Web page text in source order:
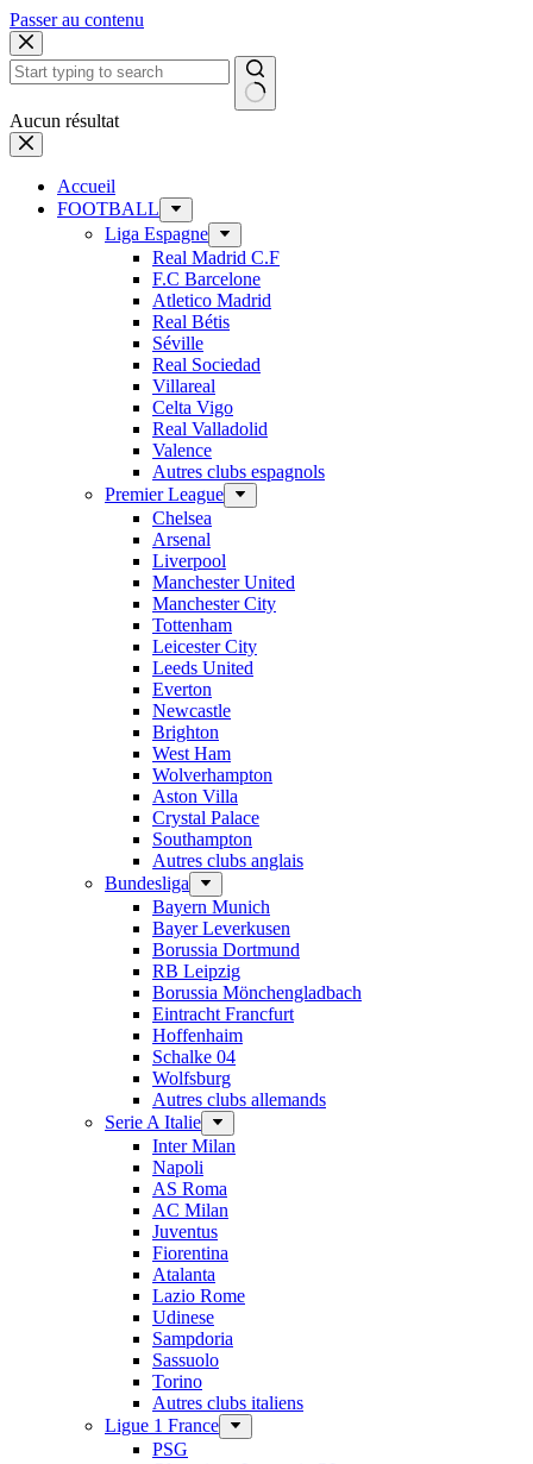
Passer au contenu
Aucun résultat
Accueil
FOOTBALL
Liga Espagne
Real Madrid C.F
F.C Barcelone
Atletico Madrid
Real Bétis
Séville
Real Sociedad
Villareal
Celta Vigo
Real Valladolid
Valence
Autres clubs espagnols
Premier League
Chelsea
Arsenal
Liverpool
Manchester United
Manchester City
Tottenham
Leicester City
Leeds United
Everton
Newcastle
Brighton
West Ham
Wolverhampton
Aston Villa
Crystal Palace
Southampton
Autres clubs anglais
Bundesliga
Bayern Munich
Bayer Leverkusen
Borussia Dortmund
RB Leipzig
Borussia Mönchengladbach
Eintracht Francfurt
Hoffenhaim
Schalke 04
Wolfsburg
Autres clubs allemands
Serie A Italie
Inter Milan
Napoli
AS Roma
AC Milan
Juventus
Fiorentina
Atalanta
Lazio Rome
Udinese
Sampdoria
Sassuolo
Torino
Autres clubs italiens
Ligue 1 France
PSG